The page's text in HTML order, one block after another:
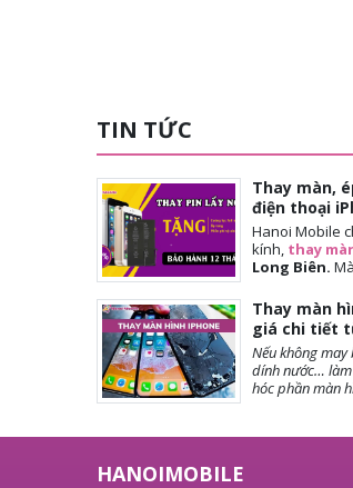
TIN TỨC
Thay màn,
điện thoại
Hanoi Mobile
kính, thay
Long Biên.
đợi nhanh, lấy
Chế độ bảo
hàng. Tặng
ốp lưng, miễn
Thay màn
giá chi tiết
màn iPhone
Nếu không
dính nước… làm
hóc phần màn
được dài lâu.
HANOIMOBILE